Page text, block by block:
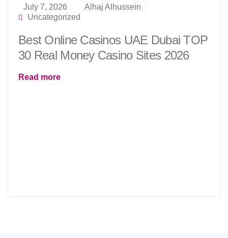
July 7, 2026
Alhaj Alhussein
Uncategorized
Best Online Casinos UAE Dubai TOP
30 Real Money Casino Sites 2026
Read more